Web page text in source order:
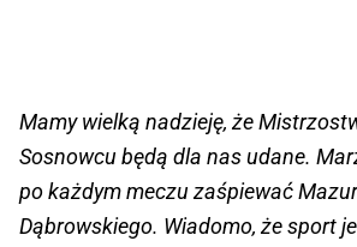
Mamy wielką nadzieję, że
Sosnowcu będą dla nas udane.
po każdym meczu zaśpiewać
Dąbrowskiego. Wiadomo, że sport